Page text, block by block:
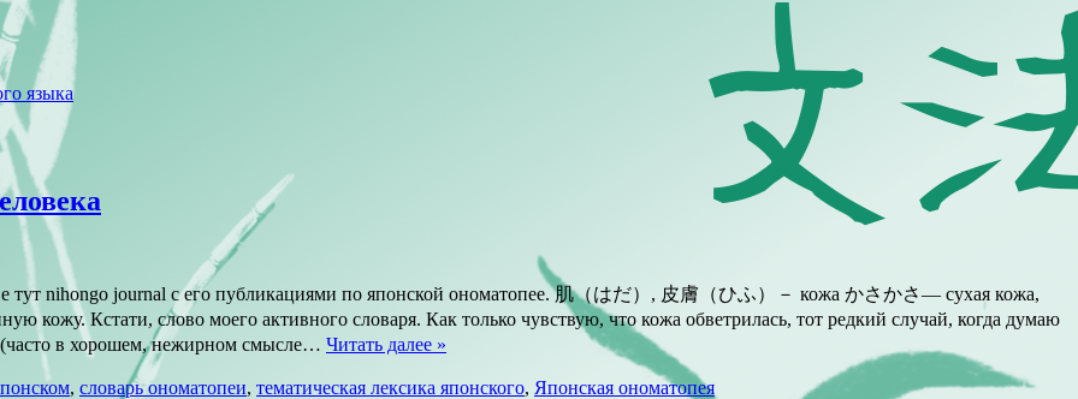
языка
тут nihongo journal с его публикациями по японской ономатопее. 肌（はだ）, 皮膚（ひふ）－ кожа かさかさ— сухая кожа,
кожу. Кстати, слово моего активного словаря. Как только чувствую, что кожа обветрилась, тот редкий случай, когда думаю
в хорошем, нежирном смысле… Читать далее »
, словарь ономатопеи, тематическая лексика японского, Японская ономатопея